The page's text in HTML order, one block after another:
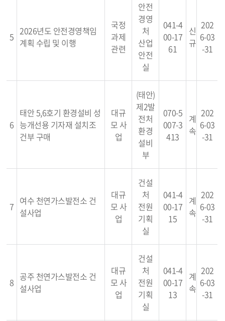
5 2026년도 안전경영책임
계획 수립 및 이행
국정
과제
관련
안전
경영
처
산업
안전
실
041-4
00-17
61
신
규
202
6-03
-31
6
태안 5,6호기 환경설비 성
능개선용 기자재 설치조
건부 구매
대규
모 사
업
(태안)
제2발
전처
환경
설비
부
070-5
007-3
413
계
속
202
6-03
-31
7 여수 천연가스발전소 건
설사업
대규
모 사
업
건설
처
전원
기획
실
041-4
00-17
15
계
속
202
6-03
-31
8 공주 천연가스발전소 건
설사업
대규
모 사
업
건설
처
전원
기획
실
041-4
00-17
13
계
속
202
6-03
-31